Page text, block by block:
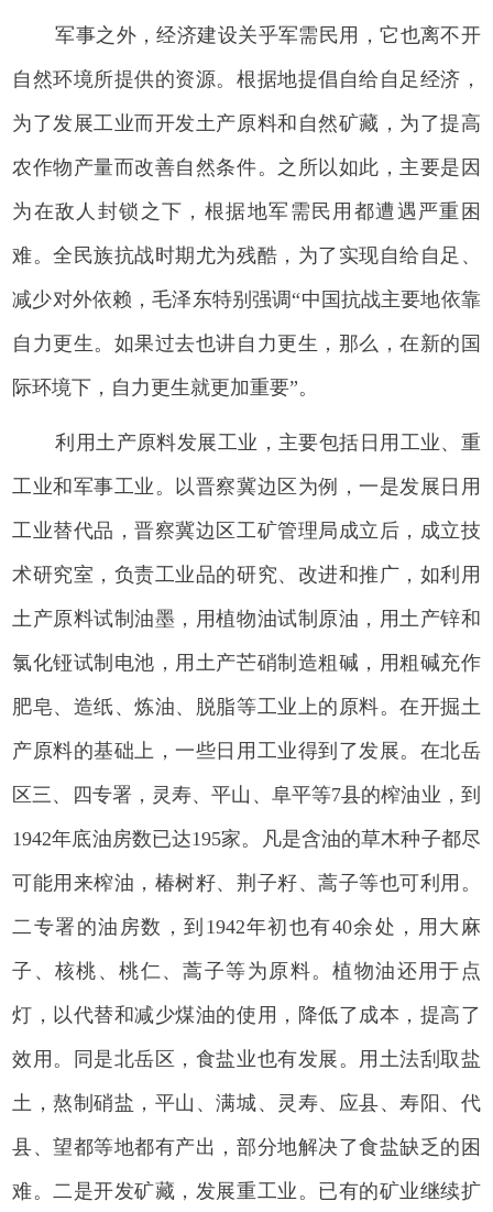
军事之外，经济建设关乎军需民用，它也离不开
自然环境所提供的资源。根据地提倡自给自足经济，
为了发展工业而开发土产原料和自然矿藏，为了提高
农作物产量而改善自然条件。之所以如此，主要是因
为在敌人封锁之下，根据地军需民用都遭遇严重困
难。全民族抗战时期尤为残酷，为了实现自给自足、
减少对外依赖，毛泽东特别强调“中国抗战主要地依靠
自力更生。如果过去也讲自力更生，那么，在新的国
际环境下，自力更生就更加重要”。
利用土产原料发展工业，主要包括日用工业、重
工业和军事工业。以晋察冀边区为例，一是发展日用
工业替代品，晋察冀边区工矿管理局成立后，成立技
术研究室，负责工业品的研究、改进和推广，如利用
土产原料试制油墨，用植物油试制原油，用土产锌和
氯化铔试制电池，用土产芒硝制造粗碱，用粗碱充作
肥皂、造纸、炼油、脱脂等工业上的原料。在开掘土
产原料的基础上，一些日用工业得到了发展。在北岳
区三、四专署，灵寿、平山、阜平等7县的榨油业，到
1942年底油房数已达195家。凡是含油的草木种子都尽
可能用来榨油，椿树籽、荆子籽、蒿子等也可利用。
二专署的油房数，到1942年初也有40余处，用大麻
子、核桃、桃仁、蒿子等为原料。植物油还用于点
灯，以代替和减少煤油的使用，降低了成本，提高了
效用。同是北岳区，食盐业也有发展。用土法刮取盐
土，熬制硝盐，平山、满城、灵寿、应县、寿阳、代
县、望都等地都有产出，部分地解决了食盐缺乏的困
难。二是开发矿藏，发展重工业。已有的矿业继续扩